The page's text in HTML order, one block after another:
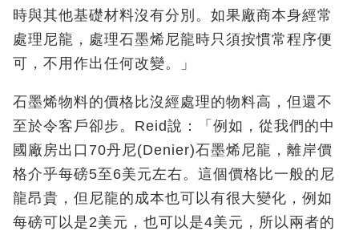
時與其他基礎材料沒有分別。如果廠商本身經常
處理尼龍，處理石墨烯尼龍時只須按慣常程序便
可，不用作出任何改變。」
石墨烯物料的價格比沒經處理的物料高，但還不
至於令客戶卻步。Reid說：「例如，從我們的中
國廠房出口70丹尼(Denier)石墨烯尼龍，離岸價
格介乎每磅5至6美元左右。這個價格比一般的尼
龍昂貴，但尼龍的成本也可以有很大變化，例如
每磅可以是2美元，也可以是4美元，所以兩者的